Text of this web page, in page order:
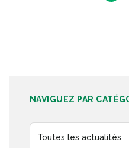
NAVIGUEZ PAR
Toutes les actualités